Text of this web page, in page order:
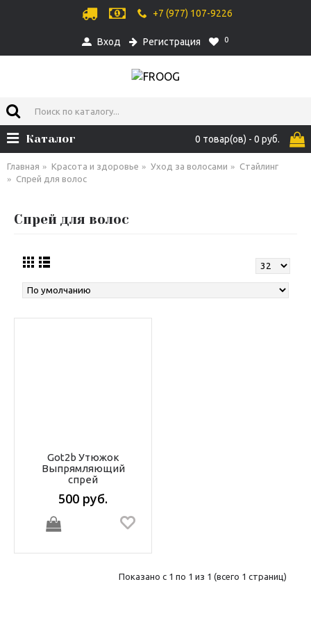
+7 (977) 107-9226
Вход Регистрация 0
0 товар(ов) - 0 руб.
Каталог
Главная Красота и здоровье Уход за волосами
Стайлинг
Спрей для волос
Спрей для волос
Got2b Утюжок
Выпрямляющий
спрей
500 руб.
Показано с 1 по 1 из 1 (всего 1 страниц)